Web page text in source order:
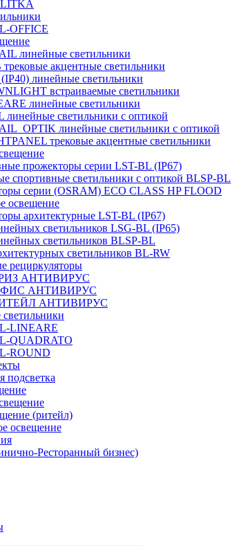
OFFICE
линейные светильники
акцентные светильники
линейные светильники
встраиваемые светильники
линейные светильники
линейные светильники с оптикой
линейные светильники с оптикой
трековые акцентные светильники
прожекторы серии LST-BL (IP67)
спортивные светильники с оптикой BLSP-BL
серии (OSRAM) ECO CLASS HP FLOOD
освещение
архитектурные LST-BL (IP67)
светильников LSG-BL (IP65)
светильников BLSP-BL
светильников BL-RW
рециркуляторы
АНТИВИРУС
АНТИВИРУС
АНТИВИРУС
LINEARE
QUADRATO
ROUND
подсветка
(ритейл)
освещение
Ресторанный бизнес)